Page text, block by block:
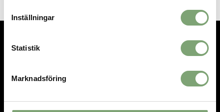
Inställningar
Statistik
Marknadsföring